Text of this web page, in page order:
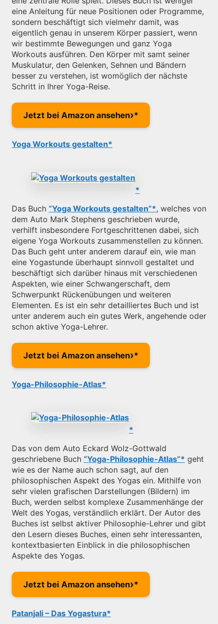
eine Anleitung für neue Positionen oder Programme,
sondern beschäftigt sich vielmehr damit, was
eigentlich genau in unserem Körper passiert, wenn
wir bestimmte Bewegungen und ganz Yoga
Workouts ausführen. Den Körper mit samt seiner
Muskulatur, den Gelenken, Sehnen und Bändern
besser zu verstehen, ist womöglich der nächste
Schritt in Ihrer Yoga-Reise.
Jetzt bei Amazon ansehen›
Yoga Workouts gestalten
Das Buch “Yoga Workouts gestalten” , welches von
dem Auto Mark Stephens geschrieben wurde,
verhilft insbesondere Fortgeschrittenen dabei, sich
eigene Yoga Workouts zusammenstellen zu können.
Das Buch geht unter anderem darauf ein, wie man
eine Yogastunde überhaupt sinnvoll gestaltet und
beschäftigt sich darüber hinaus mit verschiedenen
Aspekten, wie einer Schwangerschaft, dem
Schwerpunkt Rückenübungen und weiteren
Elementen. Es ist ein sehr detailliertes Buch und ist
unter anderem auch ein gutes Werk, angehende oder
schon aktive Yoga-Lehrer.
Jetzt bei Amazon ansehen›
Yoga-Philosophie-Atlas
Das von dem Auto Eckard Wolz-Gottwald
geschriebene Buch “Yoga-Philosophie-Atlas”
geht
wie es der Name auch schon sagt, auf den
philosophischen Aspekt des Yogas ein. Mithilfe von
sehr vielen grafischen Darstellungen (Bildern) im
Buch, werden selbst komplexe Zusammenhänge der
Welt des Yogas, verständlich erklärt. Der Autor des
Buches ist selbst aktiver Philosophie-Lehrer und gibt
den Lesern dieses Buches, einen sehr interessanten,
kontextbasierten Einblick in die philosophischen
Aspekte des Yogas.
Jetzt bei Amazon ansehen›
Patanjali – Das Yogastura